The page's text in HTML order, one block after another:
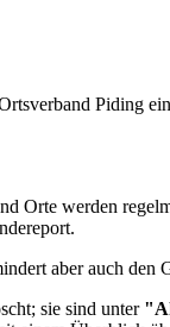
Piding
werden
aber auch den
sie sind unter